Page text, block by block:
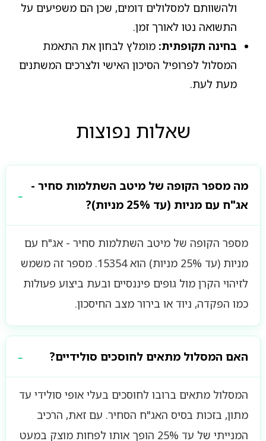
ולהשוותם למסלולים דומים, שכן הם משפיעים על
התשואה נטו לאורך זמן.
בחינה תקופתית: מומלץ לבחון את התאמת
המסלול לפרופיל הסיכון האישי ולצרכים המשתנים
מעת לעת.
שאלות נפוצות
מה מספר הקופה של מיטב השתלמות סחיר -
אג"ח עם מניות (עד 25% מניות)?
מספר הקופה של מיטב השתלמות סחיר - אג"ח עם
מניות (עד 25% מניות) הוא 15354. מספר זה משמש
לזיהוי הקרן מול גופים פיננסיים ובעת ביצוע פעולות
כמו הפקדה, ניוד או בירור מצב החיסכון.
האם המסלול מתאים לחוסכים סולידיים?
המסלול מתאים ברובו לחוסכים בעלי אופי סולידי עד
מתון, בזכות בסיס האג"ח הסחיר. עם זאת, הרכיב
המנייתי של עד 25% הופך אותו לפחות מוצק במעט